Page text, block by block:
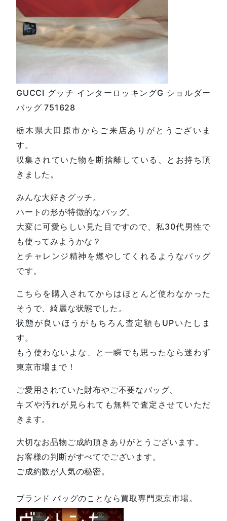
GUCCI グッチ インターロッキングG ショルダー
バッグ 751628
栃木県大田原市からご来店ありがとうございま
す。
収集されていた物を断捨離している、とお持ち頂
きました。
みんな大好きグッチ。
ハートの形が特徴的なバッグ。
大変に可愛らしい見た目ですので、私30代男性で
も使ってみようかな？
とチャレンジ精神を燃やしてくれるようなバッグ
です。
こちらを購入されてからはほとんど使わなかった
そうで、綺麗な状態でした。
状態が良いほうがもちろん査定額もUPいたしま
す。
もう使わないよな、と一瞬でも思ったなら迷わず
東京市場まで！
ご愛用されていた財布やご不要なバッグ、
キズや汚れが見られても無料で査定させていただ
きます。
大切なお品物ご成約頂きありがとうございます。
お客様の判断がすべてでございます。
ご成約数が人気の秘密。
ブランド バッグのことなら買取専門東京市場。